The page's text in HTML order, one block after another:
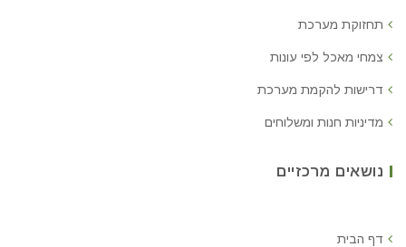
תחזוקת מערכת
צמחי מאכל לפי עונות
דרישות להקמת מערכת
מדיניות חנות ומשלוחים
נושאים מרכזיים
דף הבית